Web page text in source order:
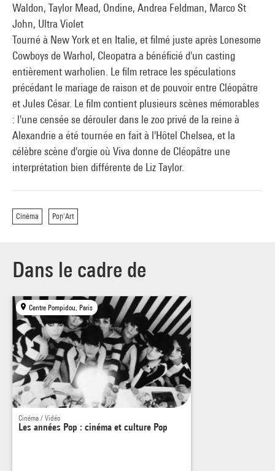
Waldon, Taylor Mead, Ondine, Andrea Feldman, Marco St
John, Ultra Violet
Tourné à New York et en Italie, et filmé juste après Lonesome
Cowboys de Warhol, Cleopatra a bénéficié d'un casting
entièrement warholien. Le film retrace les spéculations
précédant le mariage de raison et de pouvoir entre Cléopâtre
et Jules César. Le film contient plusieurs scènes mémorables
: l'une censée se dérouler dans le zoo privé de la reine à
Alexandrie a été tournée en fait à l'Hôtel Chelsea, et la
célèbre scène d'orgie où Viva donne de Cléopâtre une
interprétation bien différente de Liz Taylor.
Cinéma Pop'Art
Dans le cadre de
Centre Pompidou, Paris
Cinéma / Vidéo
Les années Pop : cinéma et culture Pop